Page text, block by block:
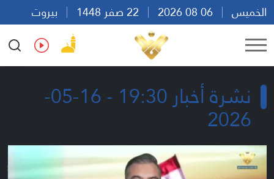
الخميس
بيروت
07:19
Ar En Fr Es
نشرة أخبار 19:30 - 16-05-
2026